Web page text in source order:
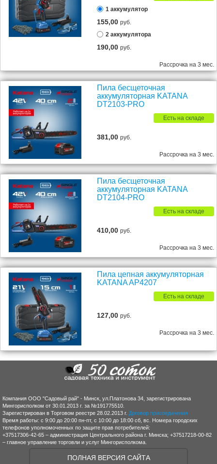
1 аккумулятор
155,00руб.
2 аккумулятора
190,00руб.
Рассрочка на 3 мес.
Пила бесщеточная
аккумуляторная KATANA
DT2103-PRO
Есть на складе
381,00руб.
Рассрочка на 3 мес.
Пила бесщеточная
аккумуляторная KATANA
DT2104-PRO
Есть на складе
410,00руб.
Рассрочка на 3 мес.
Пила цепная аккумуляторная
KATANA AP4207
Есть на складе
127,00руб.
Рассрочка на 3 мес.
Компания ООО "Садовый рай" - Минск, ул.Платонова 34, зарегистрирована
Мингорисполком от 30.01.2013 г. за №191775510.
Зарегистрирован в Торговом реестре 28.02.2013 г. Договор присоединения
Время работы: с 9:00 до 20:00 пн-пт, с 10:00 до 18:00 сб, вс. Номера городских
телефонов уполномоченных по защите прав потребителей:
+37517306-42-65 – администрация Центрального района г. Минска; +37517218-00-82
– главное управление торговли и услуг Мингорисполкома.
ПОЛНАЯ ВЕРСИЯ САЙТА